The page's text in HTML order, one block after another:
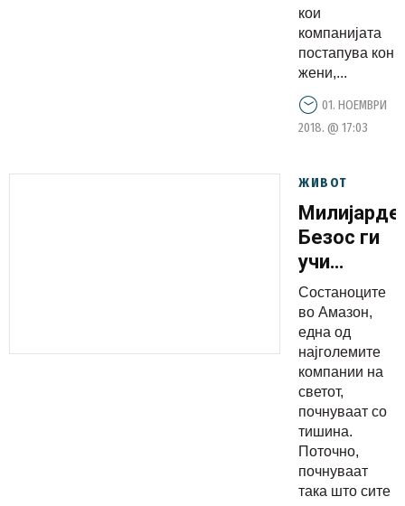
кои
компанијата
постапува кон
жени,...
01. НОЕМВРИ
2018. @ 17:03
ЖИВОТ
Безос ги
учи
да
донесат
подобри
одлуки
Состаноците
во Амазон,
една од
најголемите
компании на
светот,
почнуваат со
тишина.
Поточно,
почнуваат
така што сите